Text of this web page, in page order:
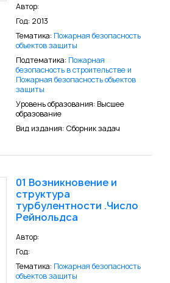
Автор:
Год: 2013
Тематика: Пожарная безопасность
объектов защиты
Подтематика: Пожарная
безопасность в строительстве и
Пожарная безопасность объектов
защиты
Уровень образования: Высшее
образование
Вид издания: Сборник задач
01 Возникновение и
структура
турбулентности .Число
Рейнольдса
Автор:
Год:
Тематика: Пожарная безопасность
объектов защиты